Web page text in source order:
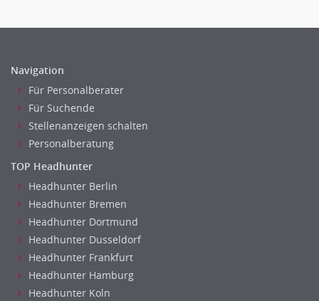
rec2rec
Recruiting, Personalmarketing
Referent
Anwaltschaft
Justiziariat, Rechtsabteilung
Notar-, Justizfachangestellter, Anwaltsfachgehilfe
Notariat
Richter, Justizbeamte
Analyst
Anlageberatung, Vermögensberatung
Asset-/Fonds-Management
Unternehmensberatung
Versicherungen
Navigation
Für Personalberater
Für Suchende
Stellenanzeigen schalten
Personalberatung
TOP Headhunter
Headhunter Berlin
Headhunter Bremen
Headhunter Dortmund
Headhunter Dusseldorf
Headhunter Frankfurt
Headhunter Hamburg
Headhunter Koln